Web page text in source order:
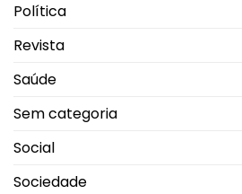
Política
Revista
Saúde
Sem categoria
Social
Sociedade